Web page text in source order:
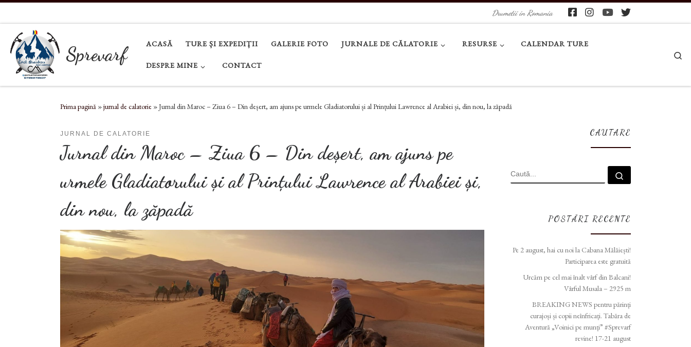
Drumetii in Romania
Sprevarf ACASĂ TURE ȘI EXPEDIȚII GALERIE FOTO JURNALE DE CĂLATORIE RESURSE CALENDAR TURE
DESPRE MINE CONTACT
Prima pagină »jurnal de calatorie »Jurnal din Maroc – Ziua 6 – Din deșert, am ajuns pe urmele Gladiatorului și al Prințului Lawrence al Arabiei și, din nou, la zăpadă
JURNAL DE CALATORIE
Jurnal din Maroc – Ziua 6 – Din deșert, am ajuns pe
urmele Gladiatorului și al Prințului Lawrence al Arabiei și,
din nou, la zăpadă
CAUTARE
CĂUTARE
POSTĂRI RECENTE
Pe 2 august, hai cu noi la Cabana Mălăiești!
Participarea este gratuită
Urcăm pe cel mai înalt vârf din Balcani!
Vârful Musala – 2925 m
BREAKING NEWS pentru părinți
curajoși și copii neînfricați. Tabăra de
Aventură „Voinici pe munți” #Sprevarf
revine! 17-21 august